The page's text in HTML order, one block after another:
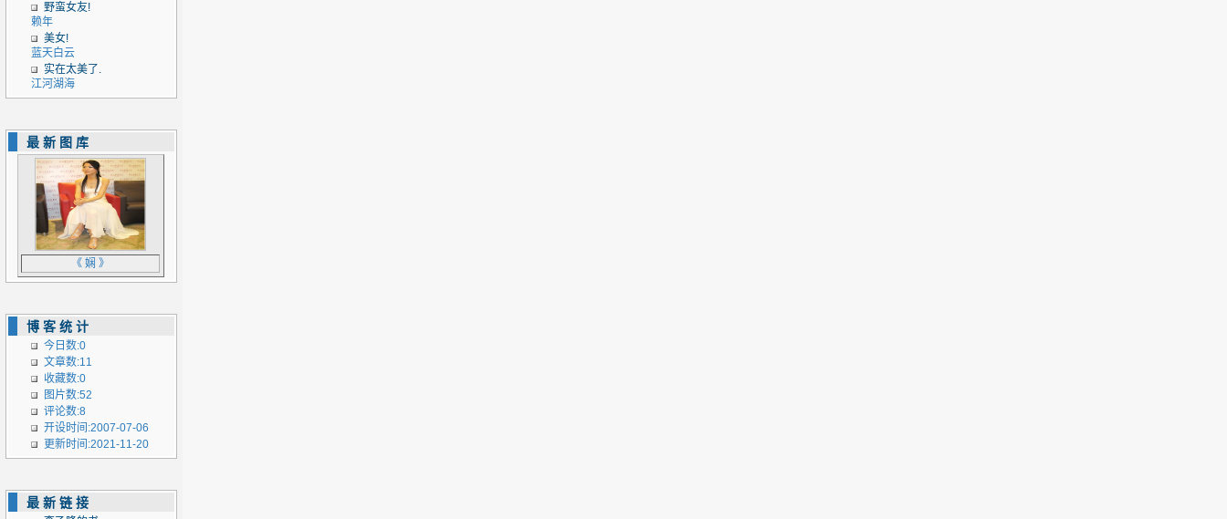
野蛮女友!
赖年
美女!
蓝天白云
实在太美了.
江河湖海
最新图库
《 娴 》
博客统计
今日数:0
文章数:11
收藏数:0
图片数:52
评论数:8
开设时间:2007-07-06
更新时间:2021-11-20
最新链接